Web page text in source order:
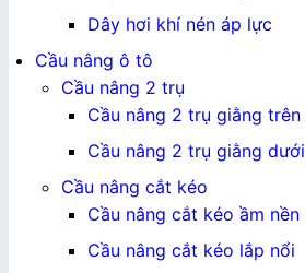
Dây hơi khí nén áp lực
Cầu nâng ô tô
Cầu nâng 2 trụ
Cầu nâng 2 trụ giằng trên
Cầu nâng 2 trụ giằng dưới
Cầu nâng cắt kéo
Cầu nâng cắt kéo ầm nền
Cầu nâng cắt kéo lắp nổi